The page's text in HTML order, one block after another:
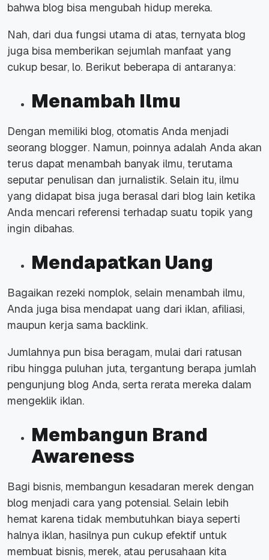
bahwa blog bisa mengubah hidup mereka.
Nah, dari dua fungsi utama di atas, ternyata blog
juga bisa memberikan sejumlah manfaat yang
cukup besar, lo. Berikut beberapa di antaranya:
Menambah Ilmu
Dengan memiliki blog, otomatis Anda menjadi
seorang blogger. Namun, poinnya adalah Anda akan
terus dapat menambah banyak ilmu, terutama
seputar penulisan dan jurnalistik. Selain itu, ilmu
yang didapat bisa juga berasal dari blog lain ketika
Anda mencari referensi terhadap suatu topik yang
ingin dibahas.
Mendapatkan Uang
Bagaikan rezeki nomplok, selain menambah ilmu,
Anda juga bisa mendapat uang dari iklan, afiliasi,
maupun kerja sama backlink.
Jumlahnya pun bisa beragam, mulai dari ratusan
ribu hingga puluhan juta, tergantung berapa jumlah
pengunjung blog Anda, serta rerata mereka dalam
mengeklik iklan.
Membangun Brand
Awareness
Bagi bisnis, membangun kesadaran merek dengan
blog menjadi cara yang potensial. Selain lebih
hemat karena tidak membutuhkan biaya seperti
halnya iklan, hasilnya pun cukup efektif untuk
membuat bisnis, merek, atau perusahaan kita